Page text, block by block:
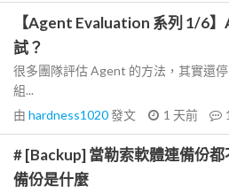
【Agent Evaluation 系列 1/6
試？
很多團隊評估 Agent 的方法，其實還
組...
由 hardness1020發文 1 天前 1
# [Backup] 當勒索軟體連備份
備份是什麼